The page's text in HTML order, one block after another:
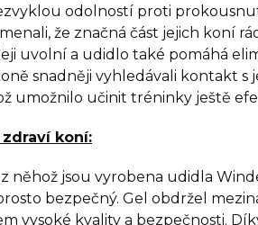
odolností proti
že značná část jejich koní
uvolní a udidlo také pomáhá
snadněji vyhledávali kontakt s
umožnilo učinit tréninky ještě
koní:
něhož jsou vyrobena udidla
bezpečný. Gel obdržel
vysoké kvality a bezpečnosti.